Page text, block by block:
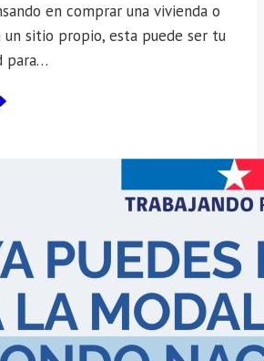
en comprar una vivienda o
un sitio propio, esta puede ser tu
para…